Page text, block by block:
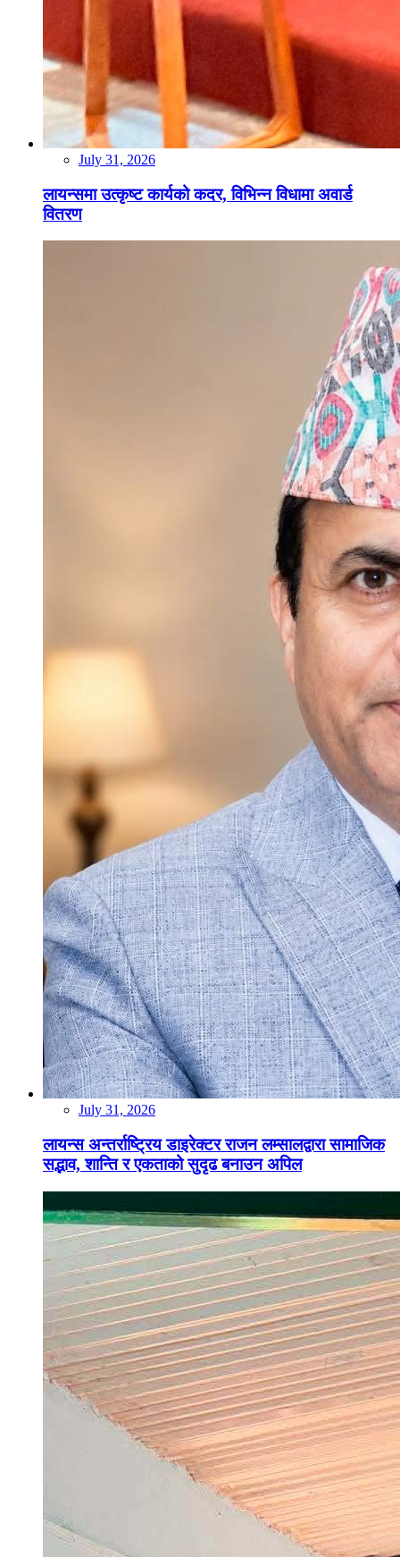
July 31, 2026
लायन्समा उत्कृष्ट कार्यको कदर, विभिन्न विधामा अवार्ड
वितरण
July 31, 2026
लायन्स अन्तर्राष्ट्रिय डाइरेक्टर राजन लम्सालद्वारा सामाजिक
सद्भाव, शान्ति र एकताको सुदृढ बनाउन अपिल